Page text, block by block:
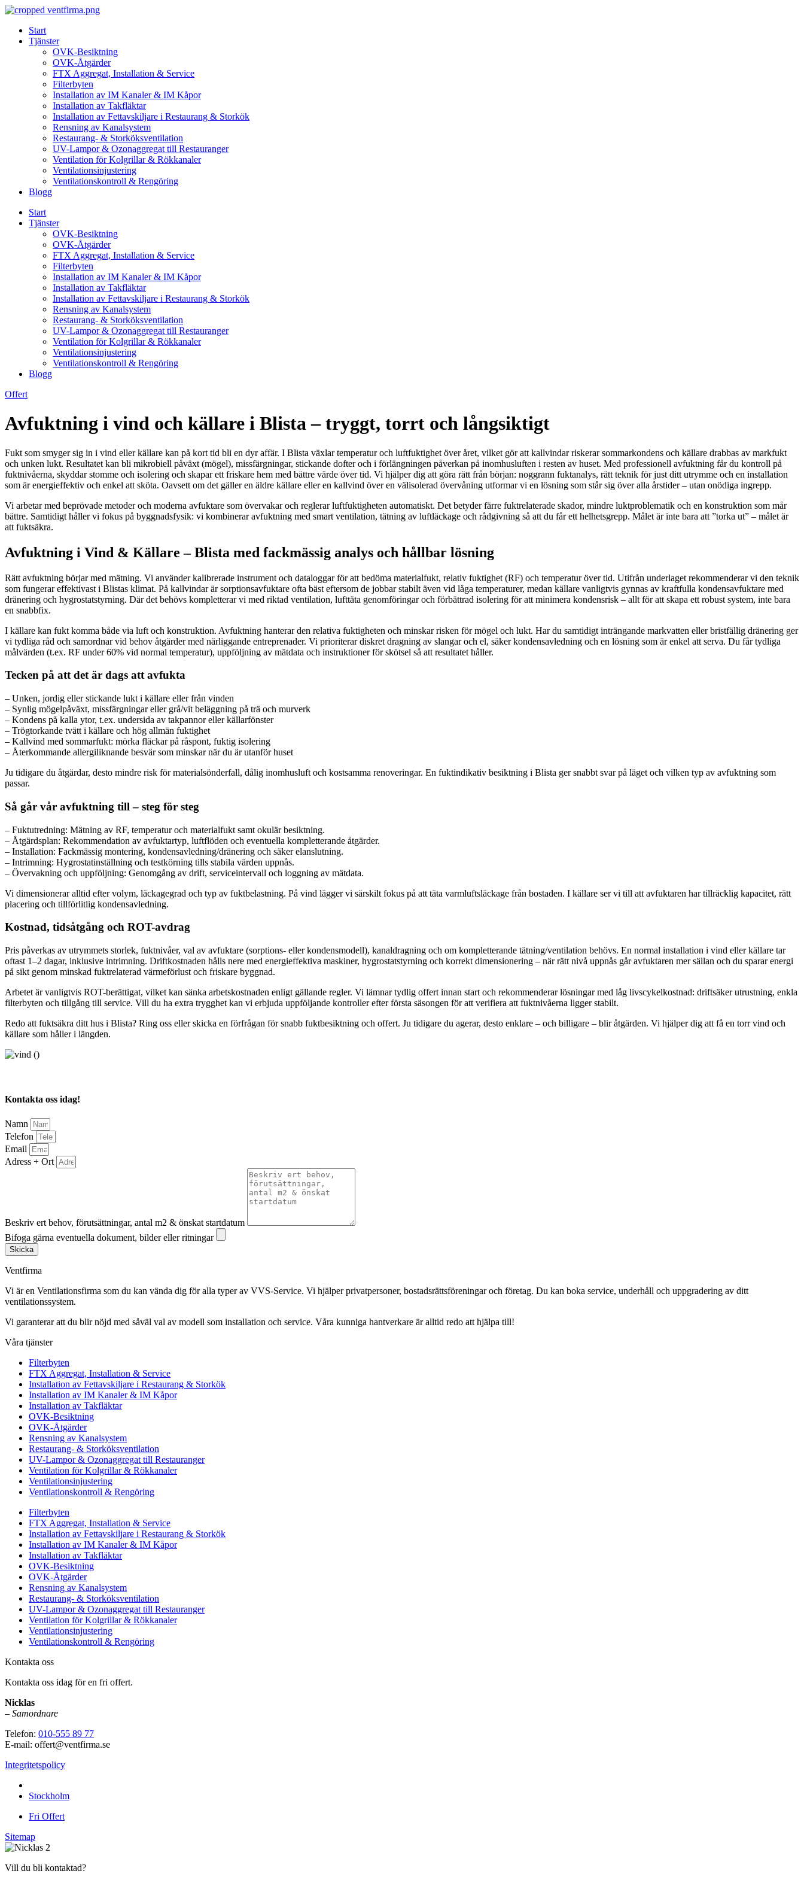
Skip
contentStart
Tjänster
OVK-Besiktning
OVK-Åtgärder
FTX Aggregat, Installation & Service
Filterbyten
Installation av IM Kanaler & IM Kåpor
Installation av Takfläktar
Installation av Fettavskiljare i Restaurang & Storkök
Rensning av Kanalsystem
Restaurang- & Storköksventilation
UV-Lampor & Ozonaggregat till Restauranger
Ventilation för Kolgrillar & Rökkanaler
Ventilationsinjustering
Ventilationskontroll & Rengöring
Blogg
Start
Tjänster
OVK-Besiktning
OVK-Åtgärder
FTX Aggregat, Installation & Service
Filterbyten
Installation av IM Kanaler & IM Kåpor
Installation av Takfläktar
Installation av Fettavskiljare i Restaurang & Storkök
Rensning av Kanalsystem
Restaurang- & Storköksventilation
UV-Lampor & Ozonaggregat till Restauranger
Ventilation för Kolgrillar & Rökkanaler
Ventilationsinjustering
Ventilationskontroll & Rengöring
Blogg
Offert
Avfuktning i vind och källare i Blista – tryggt, torrt och långsiktigt
Fukt som smyger sig in i vind eller källare kan på kort tid bli en dyr affär. I Blista växlar temperatur och luftfuktighet över året, vilket gör att kallvindar riskerar sommarkondens och källare drabbas av markfukt
och unken lukt. Resultatet kan bli mikrobiell påväxt (mögel), missfärgningar, stickande dofter och i förlängningen påverkan på inomhusluften i resten av huset. Med professionell avfuktning får du kontroll på
fuktnivåerna, skyddar stomme och isolering och skapar ett friskare hem med bättre värde över tid. Vi hjälper dig att göra rätt från början: noggrann fuktanalys, rätt teknik för just ditt utrymme och en installation
som är energieffektiv och enkel att sköta. Oavsett om det gäller en äldre källare eller en kallvind över en välisolerad övervåning utformar vi en lösning som står sig över alla årstider – utan onödiga ingrepp.
Vi arbetar med beprövade metoder och moderna avfuktare som övervakar och reglerar luftfuktigheten automatiskt. Det betyder färre fuktrelaterade skador, mindre luktproblematik och en konstruktion som mår
bättre. Samtidigt håller vi fokus på byggnadsfysik: vi kombinerar avfuktning med smart ventilation, tätning av luftläckage och rådgivning så att du får ett helhetsgrepp. Målet är inte bara att ”torka ut” – målet är
att fuktsäkra.
Avfuktning i Vind & Källare – Blista med fackmässig analys och hållbar lösning
Rätt avfuktning börjar med mätning. Vi använder kalibrerade instrument och dataloggar för att bedöma materialfukt, relativ fuktighet (RF) och temperatur över tid. Utifrån underlaget rekommenderar vi den teknik
som fungerar effektivast i Blistas klimat. På kallvindar är sorptionsavfuktare ofta bäst eftersom de jobbar stabilt även vid låga temperaturer, medan källare vanligtvis gynnas av kraftfulla kondensavfuktare med
dränering och hygrostatstyrning. Där det behövs kompletterar vi med riktad ventilation, lufttäta genomföringar och förbättrad isolering för att minimera kondensrisk – allt för att skapa ett robust system, inte bara
en snabbfix.
I källare kan fukt komma både via luft och konstruktion. Avfuktning hanterar den relativa fuktigheten och minskar risken för mögel och lukt. Har du samtidigt inträngande markvatten eller bristfällig dränering ger
vi tydliga råd och samordnar vid behov åtgärder med närliggande entreprenader. Vi prioriterar diskret dragning av slangar och el, säker kondensavledning och en lösning som är enkel att serva. Du får tydliga
målvärden (t.ex. RF under 60% vid normal temperatur), uppföljning av mätdata och instruktioner för skötsel så att resultatet håller.
Tecken på att det är dags att avfukta
– Unken, jordig eller stickande lukt i källare eller från vinden
– Synlig mögelpåväxt, missfärgningar eller grå/vit beläggning på trä och murverk
– Kondens på kalla ytor, t.ex. undersida av takpannor eller källarfönster
– Trögtorkande tvätt i källare och hög allmän fuktighet
– Kallvind med sommarfukt: mörka fläckar på råspont, fuktig isolering
– Återkommande allergiliknande besvär som minskar när du är utanför huset
Ju tidigare du åtgärdar, desto mindre risk för materialsönderfall, dålig inomhusluft och kostsamma renoveringar. En fuktindikativ besiktning i Blista ger snabbt svar på läget och vilken typ av avfuktning som
passar.
Så går vår avfuktning till – steg för steg
– Fuktutredning: Mätning av RF, temperatur och materialfukt samt okulär besiktning.
– Åtgärdsplan: Rekommendation av avfuktartyp, luftflöden och eventuella kompletterande åtgärder.
– Installation: Fackmässig montering, kondensavledning/dränering och säker elanslutning.
– Intrimning: Hygrostatinställning och testkörning tills stabila värden uppnås.
– Övervakning och uppföljning: Genomgång av drift, serviceintervall och loggning av mätdata.
Vi dimensionerar alltid efter volym, läckagegrad och typ av fuktbelastning. På vind lägger vi särskilt fokus på att täta varmluftsläckage från bostaden. I källare ser vi till att avfuktaren har tillräcklig kapacitet, rätt
placering och tillförlitlig kondensavledning.
Kostnad, tidsåtgång och ROT-avdrag
Pris påverkas av utrymmets storlek, fuktnivåer, val av avfuktare (sorptions- eller kondensmodell), kanaldragning och om kompletterande tätning/ventilation behövs. En normal installation i vind eller källare tar
oftast 1–2 dagar, inklusive intrimning. Driftkostnaden hålls nere med energieffektiva maskiner, hygrostatstyrning och korrekt dimensionering – när rätt nivå uppnås går avfuktaren mer sällan och du sparar energi
på sikt genom minskad fuktrelaterad värmeförlust och friskare byggnad.
Arbetet är vanligtvis ROT-berättigat, vilket kan sänka arbetskostnaden enligt gällande regler. Vi lämnar tydlig offert innan start och rekommenderar lösningar med låg livscykelkostnad: driftsäker utrustning, enkla
filterbyten och tillgång till service. Vill du ha extra trygghet kan vi erbjuda uppföljande kontroller efter första säsongen för att verifiera att fuktnivåerna ligger stabilt.
Redo att fuktsäkra ditt hus i Blista? Ring oss eller skicka en förfrågan för snabb fuktbesiktning och offert. Ju tidigare du agerar, desto enklare – och billigare – blir åtgärden. Vi hjälper dig att få en torr vind och
källare som håller i längden.
Kontakta oss idag!
Namn
Telefon
Email
Adress + Ort
Beskriv ert behov, förutsättningar, antal m2 & önskat startdatum
Bifoga gärna eventuella dokument, bilder eller ritningar
Skicka
Ventfirma
Vi är en Ventilationsfirma som du kan vända dig för alla typer av VVS-Service. Vi hjälper privatpersoner, bostadsrättsföreningar och företag. Du kan boka service, underhåll och uppgradering av ditt
ventilationssystem.
Vi garanterar att du blir nöjd med såväl val av modell som installation och service. Våra kunniga hantverkare är alltid redo att hjälpa till!
Våra tjänster
Filterbyten
FTX Aggregat, Installation & Service
Installation av Fettavskiljare i Restaurang & Storkök
Installation av IM Kanaler & IM Kåpor
Installation av Takfläktar
OVK-Besiktning
OVK-Åtgärder
Rensning av Kanalsystem
Restaurang- & Storköksventilation
UV-Lampor & Ozonaggregat till Restauranger
Ventilation för Kolgrillar & Rökkanaler
Ventilationsinjustering
Ventilationskontroll & Rengöring
Filterbyten
FTX Aggregat, Installation & Service
Installation av Fettavskiljare i Restaurang & Storkök
Installation av IM Kanaler & IM Kåpor
Installation av Takfläktar
OVK-Besiktning
OVK-Åtgärder
Rensning av Kanalsystem
Restaurang- & Storköksventilation
UV-Lampor & Ozonaggregat till Restauranger
Ventilation för Kolgrillar & Rökkanaler
Ventilationsinjustering
Ventilationskontroll & Rengöring
Kontakta oss
Kontakta oss idag för en fri offert.
Nicklas
– Samordnare
Telefon: 010-555 89 77
E-mail: offert@ventfirma.se
Integritetspolicy
Stockholm
Fri Offert
Sitemap
Vill du bli kontaktad?